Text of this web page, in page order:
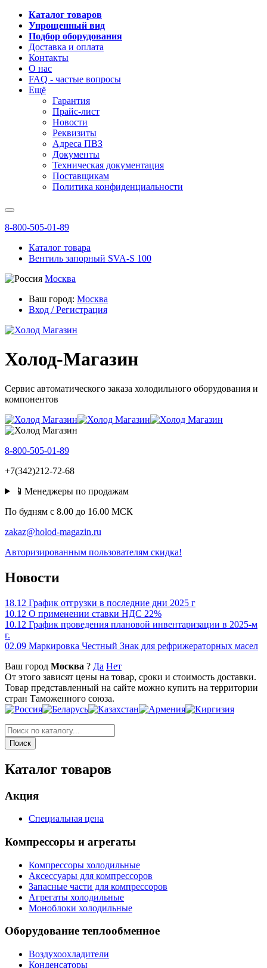
Каталог товаров
Упрощенный вид
Подбор оборудования
Доставка и оплата
Контакты
О нас
FAQ - частые вопросы
Ещё
Гарантия
Прайс-лист
Новости
Реквизиты
Адреса ПВЗ
Документы
Техническая документация
Поставщикам
Политика конфиденциальности
8-800-505-01-89
Каталог товара
Вентиль запорный SVA-S 100
Москва
Ваш город: Москва
Вход / Регистрация
Холод-Магазин
Сервис автоматического заказа холодильного оборудования и
компонентов
8-800-505-01-89
+7(342)212-72-68
📱Менеджеры по продажам
По будням c 8.00 до 16.00 МСК
zakaz@holod-magazin.ru
Авторизированным пользователям скидка!
Новости
18.12 График отгрузки в последние дни 2025 г
10.12 О применении ставки НДС 22%
10.12 График проведения плановой инвентаризации в 2025-м
г.
02.09 Маркировка Честный Знак для рефрижераторных масел
Ваш город Москва ? Да Нет
От этого зависят цены на товар, сроки и стоимость доставки.
Товар представленный на сайте можно купить на территории
стран Таможенного союза.
Каталог товаров
Акция
Специальная цена
Компрессоры и агрегаты
Компрессоры холодильные
Аксессуары для компрессоров
Запасные части для компрессоров
Агрегаты холодильные
Моноблоки холодильные
Оборудование теплообменное
Воздухоохладители
Конденсаторы